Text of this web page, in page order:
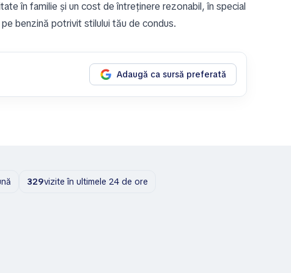
în familie și un cost de întreținere rezonabil, în special
benzină potrivit stilului tău de condus.
Adaugă ca sursă preferată
329vizite în ultimele 24 de ore